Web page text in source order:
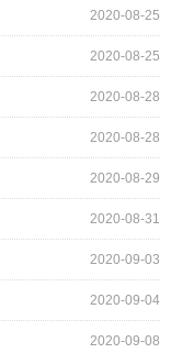
2020-08-25
2020-08-25
2020-08-28
2020-08-28
2020-08-29
2020-08-31
2020-09-03
2020-09-04
2020-09-08